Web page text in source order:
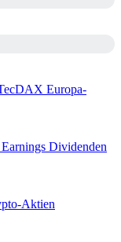
Europa-
Earnings Dividenden
Aktien